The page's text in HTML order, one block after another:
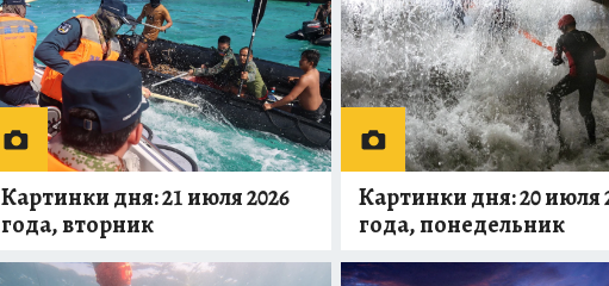
Картинки дня: 21 июля 2026
года, вторник
Картинки дня: 20 июля
года, понедельник